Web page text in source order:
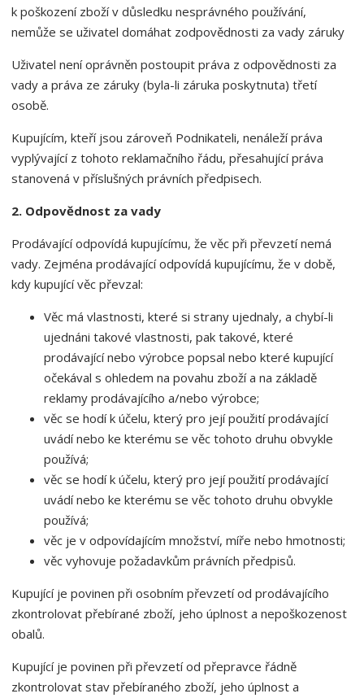
k poškození zboží v důsledku nesprávného používání,
nemůže se uživatel domáhat zodpovědnosti za vady záruky
Uživatel není oprávněn postoupit práva z odpovědnosti za
vady a práva ze záruky (byla-li záruka poskytnuta) třetí
osobě.
Kupujícím, kteří jsou zároveň Podnikateli, nenáleží práva
vyplývající z tohoto reklamačního řádu, přesahující práva
stanovená v příslušných právních předpisech.
2. Odpovědnost za vady
Prodávající odpovídá kupujícímu, že věc při převzetí nemá
vady. Zejména prodávající odpovídá kupujícímu, že v době,
kdy kupující věc převzal:
Věc má vlastnosti, které si strany ujednaly, a chybí-li
ujednáni takové vlastnosti, pak takové, které
prodávající nebo výrobce popsal nebo které kupující
očekával s ohledem na povahu zboží a na základě
reklamy prodávajícího a/nebo výrobce;
věc se hodí k účelu, který pro její použití prodávající
uvádí nebo ke kterému se věc tohoto druhu obvykle
používá;
věc se hodí k účelu, který pro její použití prodávající
uvádí nebo ke kterému se věc tohoto druhu obvykle
používá;
věc je v odpovídajícím množství, míře nebo hmotnosti;
věc vyhovuje požadavkům právních předpisů.
Kupující je povinen při osobním převzetí od prodávajícího
zkontrolovat přebírané zboží, jeho úplnost a nepoškozenost
obalů.
Kupující je povinen při převzetí od přepravce řádně
zkontrolovat stav přebíraného zboží, jeho úplnost a